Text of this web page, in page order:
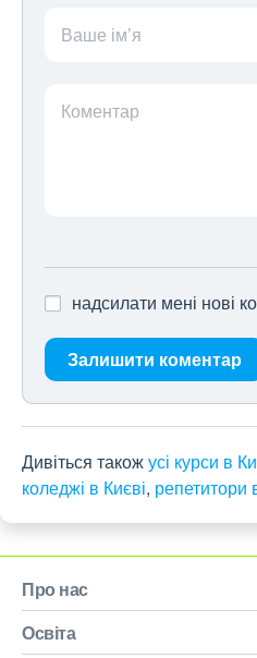
Ваше ім’я
Коментар
надсилати мені нові
Залишити коментар
Дивіться такожусі курси в
коледжі в Києві, репетитори
Про нас
Освіта